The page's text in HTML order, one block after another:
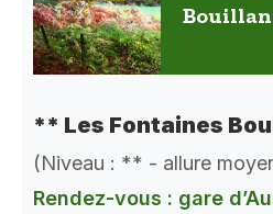
** Les Fontaines
(Niveau : ** - allure
Rendez-vous : gare